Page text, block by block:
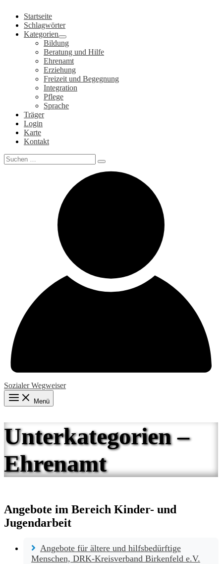
Inhalt
springen
Startseite
Schlagwörter
Kategorien
Bildung
Beratung und Hilfe
Ehrenamt
Erziehung
Freizeit und Begegnung
Integration
Pflege
Sprache
Träger
Login
Karte
Kontakt
Search
for:
Sozialer Wegweiser
Menü
Unterkategorien –
Ehrenamt
Angebote im Bereich Kinder- und
Jugendarbeit
Angebote für ältere und hilfsbedürftige
Menschen, DRK-Kreisverband Birkenfeld e.V.